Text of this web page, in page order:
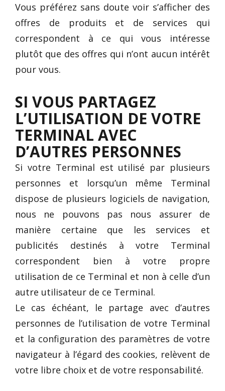
Vous préférez sans doute voir s’afficher des
offres de produits et de services qui
correspondent à ce qui vous intéresse
plutôt que des offres qui n’ont aucun intérêt
pour vous.
SI VOUS PARTAGEZ
L’UTILISATION DE VOTRE
TERMINAL AVEC
D’AUTRES PERSONNES
Si votre Terminal est utilisé par plusieurs
personnes et lorsqu’un même Terminal
dispose de plusieurs logiciels de navigation,
nous ne pouvons pas nous assurer de
manière certaine que les services et
publicités destinés à votre Terminal
correspondent bien à votre propre
utilisation de ce Terminal et non à celle d’un
autre utilisateur de ce Terminal.
Le cas échéant, le partage avec d’autres
personnes de l’utilisation de votre Terminal
et la configuration des paramètres de votre
navigateur à l’égard des cookies, relèvent de
votre libre choix et de votre responsabilité.